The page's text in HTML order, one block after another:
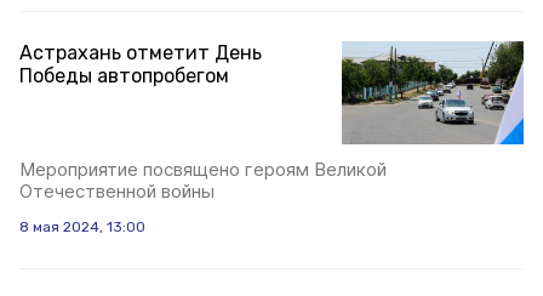
Астрахань отметит День
Победы автопробегом
Мероприятие посвящено героям Великой
Отечественной войны
8 мая 2024, 13:00